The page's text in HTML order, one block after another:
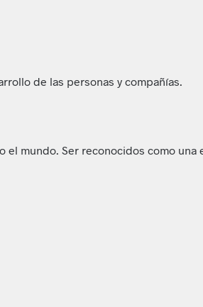
de las personas y compañías.
mundo. Ser reconocidos como